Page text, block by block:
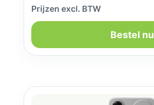
Prijzen excl. BTW
Bestel nu